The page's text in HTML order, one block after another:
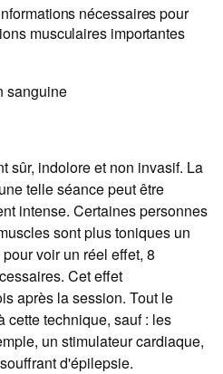
nécessaires pour
musculaires importantes
sanguine
sûr, indolore et non invasif. La
telle séance peut être
intense. Certaines personnes
sont plus toniques un
voir un réel effet, 8
Cet effet
après la session. Tout le
cette technique, sauf : les
un stimulateur cardiaque,
d'épilepsie.